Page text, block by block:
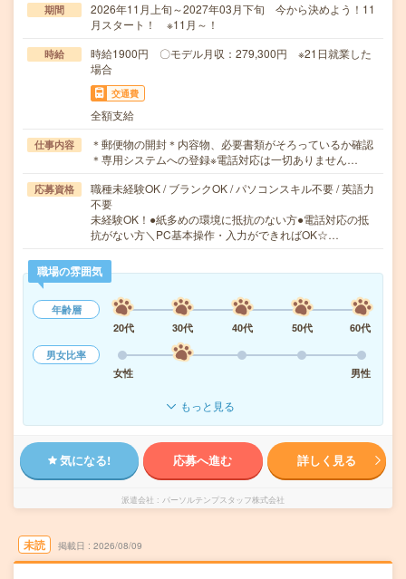
期間
2026年11月上旬～2027年03月下旬 今から決めよう！11
月スタート！ ※11月～！
時給
時給1900円 〇モデル月収：279,300円 ※21日就業した
場合
交通費
全額支給
仕事内容
＊郵便物の開封＊内容物、必要書類がそろっているか確認
＊専用システムへの登録※電話対応は一切ありません…
応募資格
職種未経験OK / ブランクOK / パソコンスキル不要 / 英語力
不要
未経験OK！●紙多めの環境に抵抗のない方●電話対応の抵
抗がない方＼PC基本操作・入力ができればOK☆…
職場の雰囲気
年齢層
20代
30代 40代 50代
60代
男女比率
女性
男性
もっと見る
気になる! 応募へ進む 詳しく見る
派遣会社 パーソルテンプスタッフ株式会社
未読 掲載日 2026/08/09